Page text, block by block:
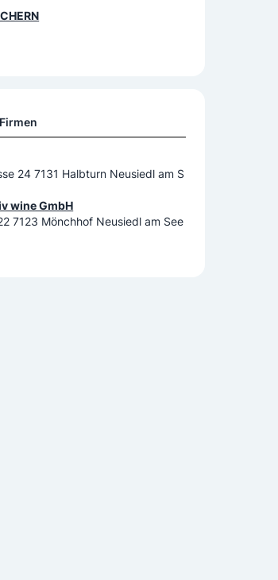
24 7131 Halbturn Neusiedl am S
wine GmbH
7123 Mönchhof Neusiedl am See